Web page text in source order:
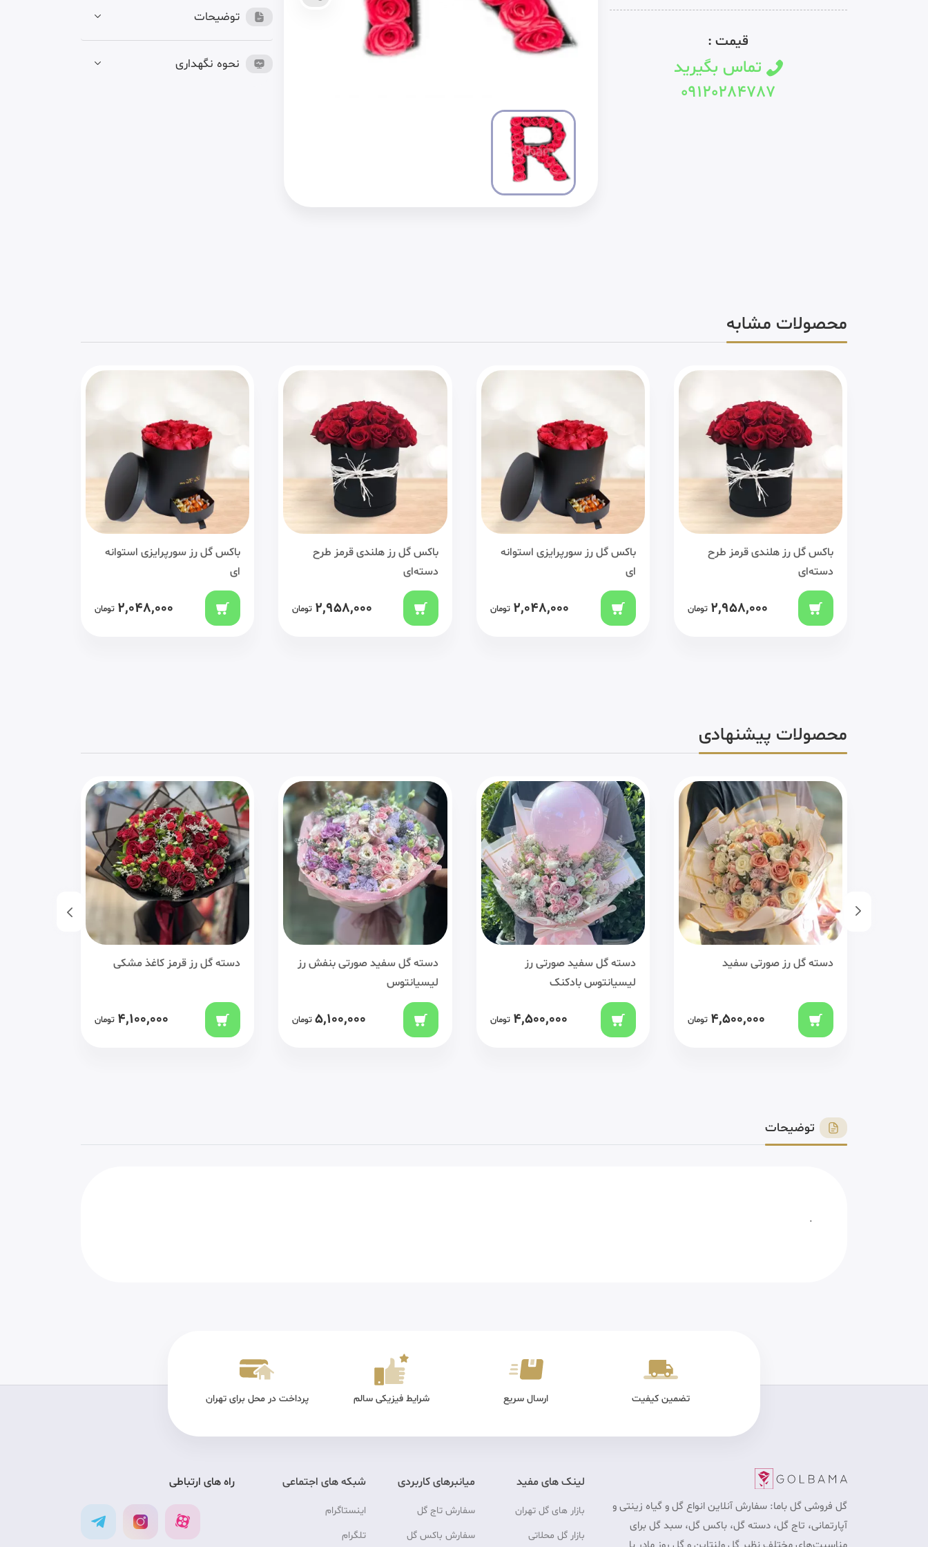
قیمت :
تماس بگیرید
09120284787
توضیحات
نحوه نگهداری
محصولات مشابه
باکس گل رز هلندی قرمز طرح
دسته‌ای
2,958,000 تومان
باکس گل رز سورپرایزی استوانه
ای
2,048,000 تومان
باکس گل رز هلندی قرمز طرح
دسته‌ای
2,958,000 تومان
باکس گل رز سورپرایزی استوانه
ای
2,048,000 تومان
محصولات پیشنهادی
دسته گل رز صورتی سفید
4,500,000 تومان
دسته گل سفید صورتی رز
لیسیانتوس بادکنک
4,500,000 تومان
دسته گل سفید صورتی بنفش رز
لیسیانتوس
5,100,000 تومان
دسته گل رز قرمز کاغذ مشکی
4,100,000 تومان
توضیحات
.
تضمین کیفیت ارسال سریع شرایط فیزیکی سالم پرداخت در محل برای تهران
گل فروشی گل باما: سفارش آنلاین انواع گل و گیاه زینتی و
آپارتمانی، تاج گل، دسته گل، باکس گل، سبد گل برای
لینک های مفید
بازار های گل تهران
بازار گل محلاتی
میانبرهای کاربردی
سفارش تاج گل
سفارش باکس گل
شبکه های اجتماعی
اینستاگرام
تلگرام
راه های ارتباطی